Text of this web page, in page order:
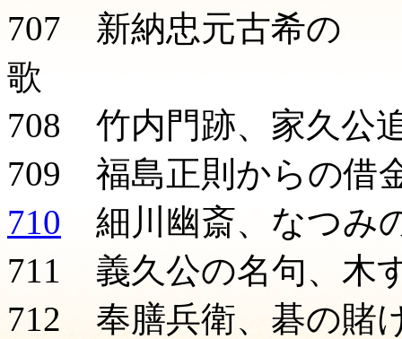
707 新納忠元古希の
歌
708 竹内門跡、家久公
709 福島正則からの借
710 細川幽斎、なつみ
711 義久公の名句、木
712 奉膳兵衛、碁の賭